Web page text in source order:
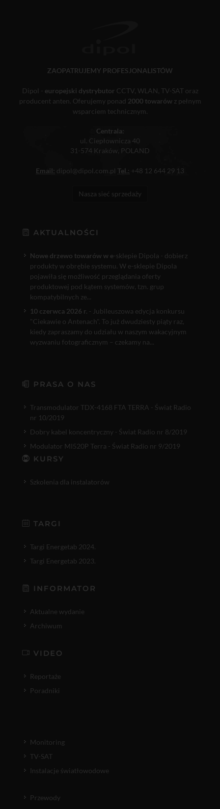
ZAOPATRUJEMY PROFESJONALISTÓW
Dipol - europejski dystrybutor CCTV, WLAN, TV-SAT oraz
producent anten. Oferujemy ponad 2000 towarówz pełnym
wsparciem technicznym.
Centrala:
ul. Ciepłownicza 40
31-574 Kraków, POLAND
Email: dipol@dipol.com.pl Tel.: +48 12 644 29 13
Nasza sieć sprzedaży
AKTUALNOŚCI
Nowe drzewo towarów w e-sklepie Dipola - dobierz
produkty w obrębie systemu. W e-sklepie Dipola
pojawiła się możliwość przeglądania oferty
produktowej pod kątem systemów, tzn. grup
kompatybilnych ze...
10 czerwca 2026 r. - Jubileuszowa edycja konkursu
"Ciekawie o Antenach". To już dwudziesty piąty raz,
kiedy zapraszamy do udziału w naszym wakacyjnym
wyzwaniu fotograficznym – czekamy na...
PRASA O NAS
Transmodulator TDX-4168 FTA TERRA - Świat Radio
nr 10/2019
Dobry kabel koncentryczny - Świat Radio nr 8/2019
Modulator MI520P Terra - Świat Radio nr 9/2019
KURSY
Szkolenia dla instalatorów
TARGI
Targi Energetab 2024.
Targi Energetab 2023.
INFORMATOR
Aktualne wydanie
Archiwum
VIDEO
Reportaże
Poradniki
Monitoring
TV-SAT
Instalacje światłowodowe
Przewody